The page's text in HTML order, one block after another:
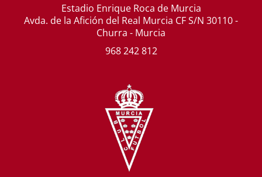
Estadio Enrique Roca de Murcia
Avda. de la Afición del Real Murcia CF S/N 30110 -
Churra - Murcia
968 242 812